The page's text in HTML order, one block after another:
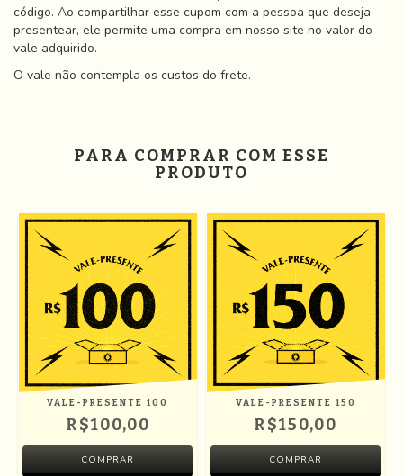
código. Ao compartilhar esse cupom com a pessoa que deseja
presentear, ele permite uma compra em nosso site no valor do
vale adquirido.
O vale não contempla os custos do frete.
PARA COMPRAR COM ESSE
PRODUTO
VALE-PRESENTE 100
R$100,00
VALE-PRESENTE 150
R$150,00